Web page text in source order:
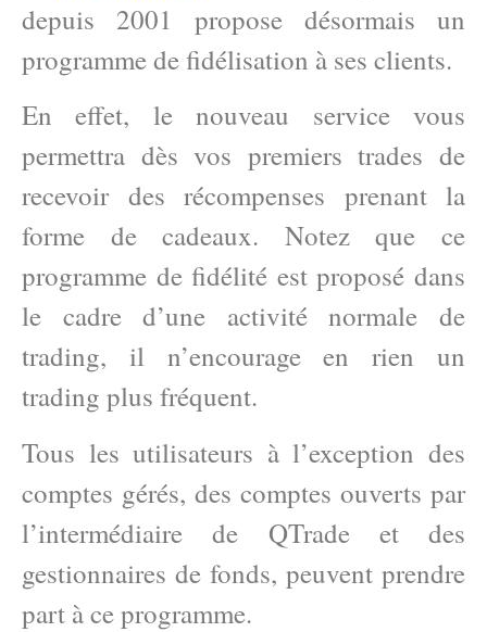
depuis 2001 propose désormais un
programme de fidélisation à ses clients.
En effet, le nouveau service vous
permettra dès vos premiers trades de
recevoir des récompenses prenant la
forme de cadeaux. Notez que ce
programme de fidélité est proposé dans
le cadre d’une activité normale de
trading, il n’encourage en rien un
trading plus fréquent.
Tous les utilisateurs à l’exception des
comptes gérés, des comptes ouverts par
l’intermédiaire de QTrade et des
gestionnaires de fonds, peuvent prendre
part à ce programme.